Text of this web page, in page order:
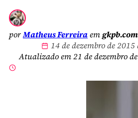
porMatheus Ferreiraem
14 de dezembro de
Atualizado em 21 de dezembro